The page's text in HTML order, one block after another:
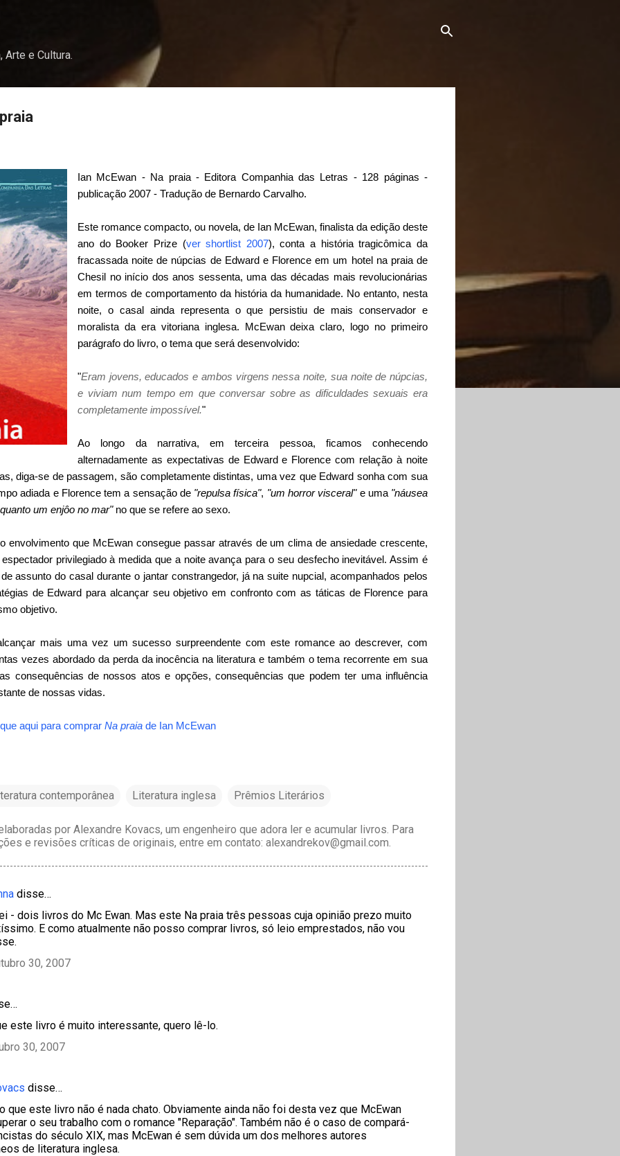
Arte e Cultura.
Ian McEwan - Na praia - Editora Companhia das Letras - 128 páginas -
publicação 2007 - Tradução de Bernardo Carvalho.
Este romance compacto, ou novela, de Ian McEwan, finalista da edição deste
ano do Booker Prize (ver shortlist 2007), conta a história tragicômica da
fracassada noite de núpcias de Edward e Florence em um hotel na praia de
Chesil no início dos anos sessenta, uma das décadas mais revolucionárias
em termos de comportamento da história da humanidade. No entanto, nesta
noite, o casal ainda representa o que persistiu de mais conservador e
moralista da era vitoriana inglesa. McEwan deixa claro, logo no primeiro
parágrafo do livro, o tema que será desenvolvido:
"Eram jovens, educados e ambos virgens nessa noite, sua noite de núpcias,
e viviam num tempo em que conversar sobre as dificuldades sexuais era
completamente impossível."
Ao longo da narrativa, em terceira pessoa, ficamos conhecendo
alternadamente as expectativas de Edward e Florence com relação à noite
diga-se de passagem, são completamente distintas, uma vez que Edward sonha com sua
adiada e Florence tem a sensação de "repulsa física", "um horror visceral" e uma "náusea
um enjôo no mar" no que se refere ao sexo.
envolvimento que McEwan consegue passar através de um clima de ansiedade crescente,
privilegiado à medida que a noite avança para o seu desfecho inevitável. Assim é
assunto do casal durante o jantar constrangedor, já na suite nupcial, acompanhados pelos
de Edward para alcançar seu objetivo em confronto com as táticas de Florence para
objetivo.
mais uma vez um sucesso surpreendente com este romance ao descrever, com
vezes abordado da perda da inocência na literatura e também o tema recorrente em sua
consequências de nossos atos e opções, consequências que podem ter uma influência
de nossas vidas.
aqui para comprar Na praia de Ian McEwan
contemporânea Literatura inglesa
Prêmios Literários
por Alexandre Kovacs, um engenheiro que adora ler e acumular livros. Para
e revisões críticas de originais, entre em contato: alexandrekov@gmail.com.
disse…
- dois livros do Mc Ewan. Mas este Na praia três pessoas cuja opinião prezo muito
E como atualmente não posso comprar livros, só leio emprestados, não vou
30, 2007
este livro é muito interessante, quero lê-lo.
30, 2007
disse…
que este livro não é nada chato. Obviamente ainda não foi desta vez que McEwan
o seu trabalho com o romance "Reparação". Também não é o caso de compará-
do século XIX, mas McEwan é sem dúvida um dos melhores autores
de literatura inglesa.